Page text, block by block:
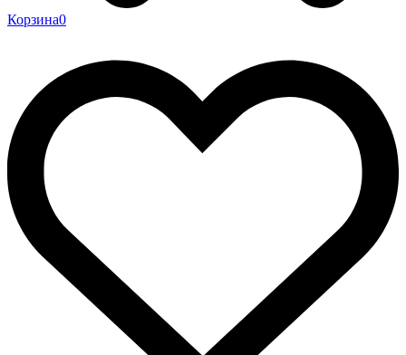
Корзина0